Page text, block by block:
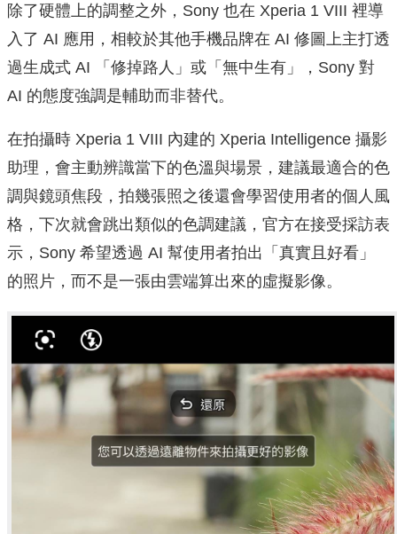
除了硬體上的調整之外，Sony 也在 Xperia 1 VIII 裡導
入了 AI 應用，相較於其他手機品牌在 AI 修圖上主打透
過生成式 AI 「修掉路人」或「無中生有」，Sony 對
AI 的態度強調是輔助而非替代。
在拍攝時 Xperia 1 VIII 內建的 Xperia Intelligence 攝影
助理，會主動辨識當下的色溫與場景，建議最適合的色
調與鏡頭焦段，拍幾張照之後還會學習使用者的個人風
格，下次就會跳出類似的色調建議，官方在接受採訪表
示，Sony 希望透過 AI 幫使用者拍出「真實且好看」
的照片，而不是一張由雲端算出來的虛擬影像。